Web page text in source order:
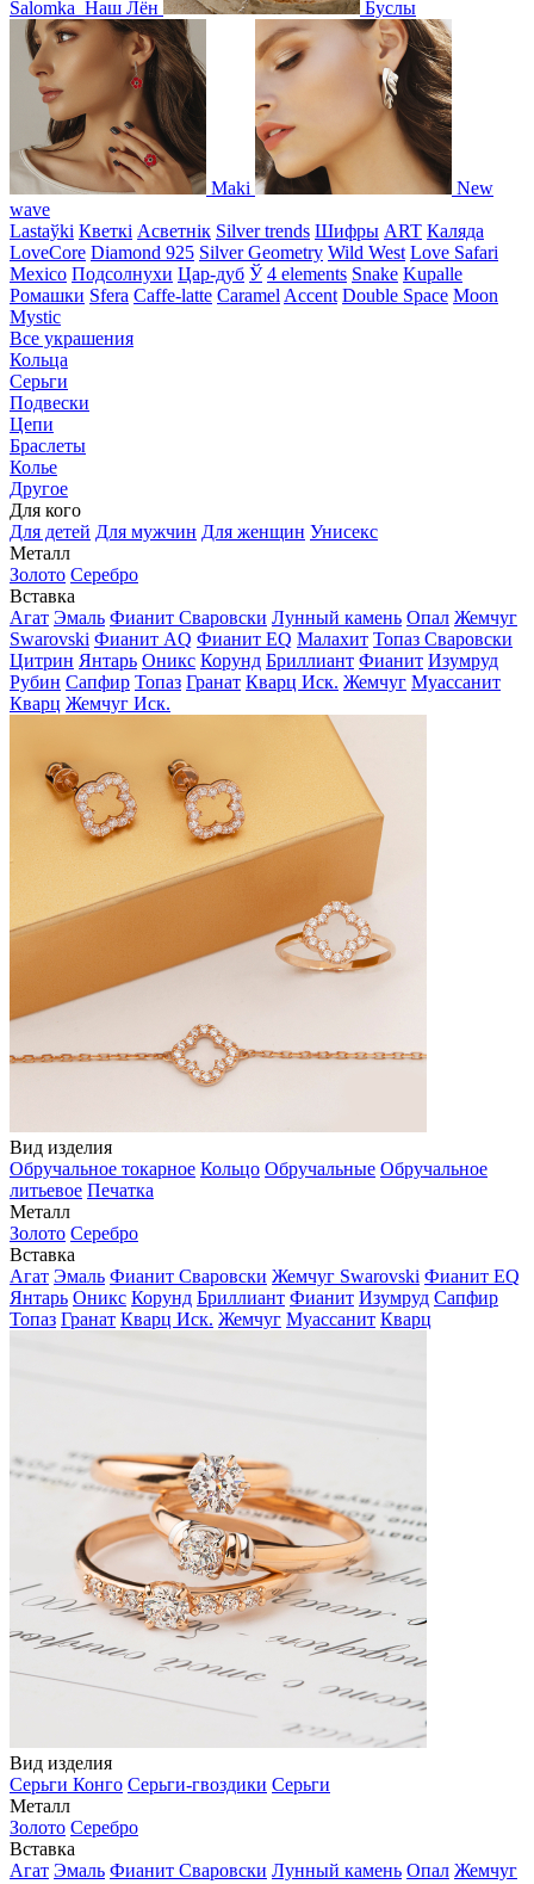
Salomka Наш Лён Буслы
Maki
New
wave
Lastaўki Кветкі Асветнiк Silver trends Шифры ART Каляда
LoveCore Diamond 925 Silver Geometry Wild West Love Safari
Mexico Подсолнухи Цар-дуб Ў 4 elements Snake Kupalle
Ромашки Sfera Caffe-latte Caramel Accent Double Space Moon
Mystic
Все украшения
Кольца
Серьги
Подвески
Цепи
Браслеты
Колье
Другое
Для кого
Для детей Для мужчин Для женщин Унисекс
Металл
Золото Серебро
Вставка
Агат Эмаль Фианит Сваровски Лунный камень Опал Жемчуг
Swarovski Фианит AQ Фианит EQ Малахит Топаз Сваровски
Цитрин Янтарь Оникс Корунд Бриллиант Фианит Изумруд
Рубин Сапфир Топаз Гранат Кварц Иск. Жемчуг Муассанит
Кварц Жемчуг Иск.
Вид изделия
Обручальное токарное Кольцо Обручальные Обручальное
литьевое Печатка
Металл
Золото Серебро
Вставка
Агат Эмаль Фианит Сваровски Жемчуг Swarovski Фианит EQ
Янтарь Оникс Корунд Бриллиант Фианит Изумруд Сапфир
Топаз Гранат Кварц Иск. Жемчуг Муассанит Кварц
Вид изделия
Серьги Конго Серьги-гвоздики Серьги
Металл
Золото Серебро
Вставка
Агат Эмаль Фианит Сваровски Лунный камень Опал Жемчуг